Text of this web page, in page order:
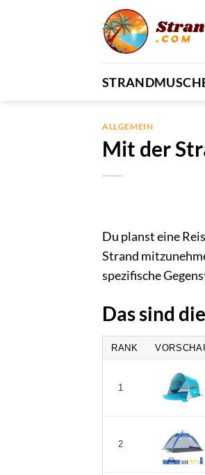
ALLGEMEIN
Mit der
Du planst eine
Strand
spezifische
Das sind
RANK
1
2